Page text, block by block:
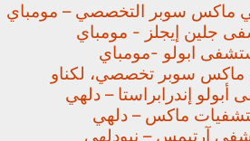
ماكس سوبر التخصصي – مومباي
جلين إيجلز - مومباي
ابولو -مومباي
سوبر تخصصي، لكناو
إندرابراستا – دلهي
ماكس – دلهي
آرتيمس – نيودلهي